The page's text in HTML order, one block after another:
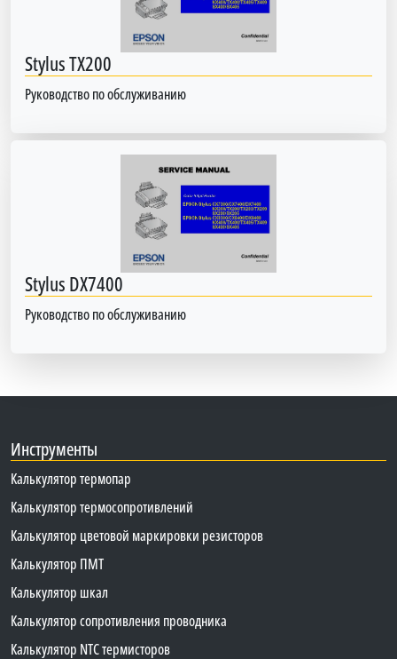
Stylus TX200
Руководство по обслуживанию
Stylus DX7400
Руководство по обслуживанию
Инструменты
Калькулятор термопар
Калькулятор термосопротивлений
Калькулятор цветовой маркировки резисторов
Калькулятор ПМТ
Калькулятор шкал
Калькулятор сопротивления проводника
Калькулятор NTC термисторов